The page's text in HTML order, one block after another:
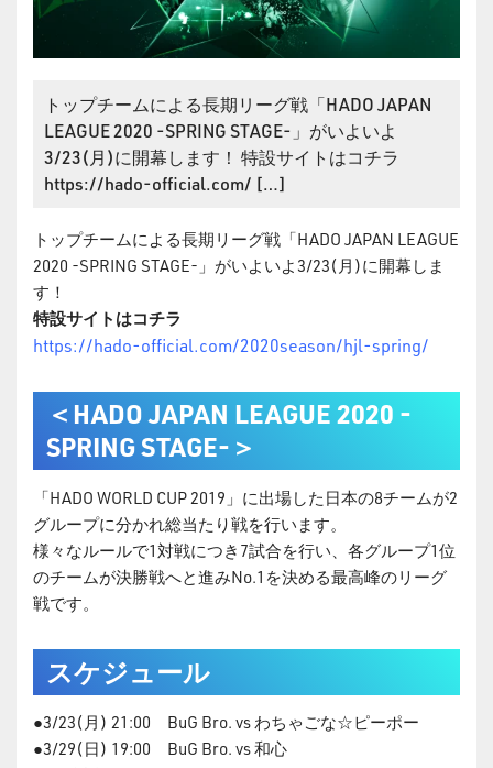
トップチームによる長期リーグ戦「HADO JAPAN
LEAGUE 2020 -SPRING STAGE-」がいよいよ
3/23(月)に開幕します！ 特設サイトはコチラ
https://hado-official.com/ […]
トップチームによる長期リーグ戦「HADO JAPAN LEAGUE
2020 -SPRING STAGE-」がいよいよ3/23(月)に開幕しま
す！
特設サイトはコチラ
https://hado-official.com/2020season/hjl-spring/
＜HADO JAPAN LEAGUE 2020 -
SPRING STAGE-＞
「HADO WORLD CUP 2019」に出場した日本の8チームが2
グループに分かれ総当たり戦を行います。
様々なルールで1対戦につき7試合を行い、各グループ1位
のチームが決勝戦へと進みNo.1を決める最高峰のリーグ
戦です。
スケジュール
●3/23(月) 21:00 BuG Bro. vs わちゃごな☆ピーポー
●3/29(日) 19:00 BuG Bro. vs 和心